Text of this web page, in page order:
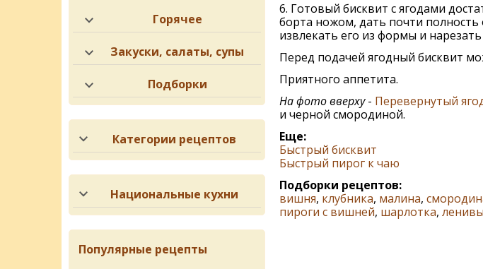
6. Готовый бисквит с ягодами
борта ножом, дать почти полность
извлекать его из формы и
Перед подачей ягодный бисквит
Приятного аппетита.
На фото вверху- Перевернутый
и черной смородиной.
Еще:
Быстрый бисквит
Быстрый пирог к чаю
Подборки рецептов:
вишня, клубника, малина,
пироги с вишней, шарлотка,
Горячее
Закуски, салаты, супы
Подборки
Категории рецептов
Национальные кухни
Популярные рецепты